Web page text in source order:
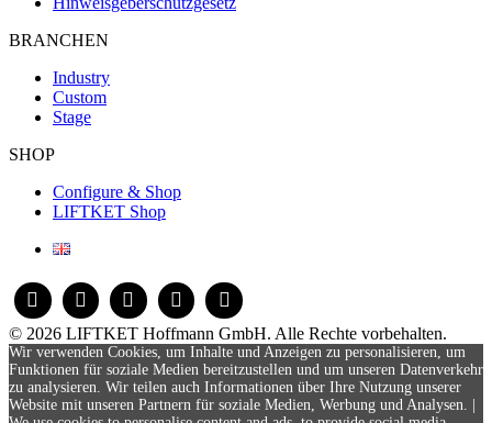
BRANCHEN
Industry
Custom
Stage
SHOP
Configure & Shop
LIFTKET Shop
© 2026 LIFTKET Hoffmann GmbH. Alle Rechte vorbehalten.
Wir verwenden Cookies, um Inhalte und Anzeigen zu personalisieren, um
Funktionen für soziale Medien bereitzustellen und um unseren Datenverkehr
zu analysieren. Wir teilen auch Informationen über Ihre Nutzung unserer
Website mit unseren Partnern für soziale Medien, Werbung und Analysen. |